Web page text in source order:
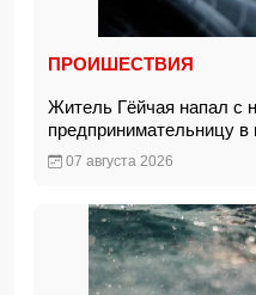
ПРОИШЕСТВИЯ
Житель Гёйчая напал с
предпринимательницу в
07 августа 2026